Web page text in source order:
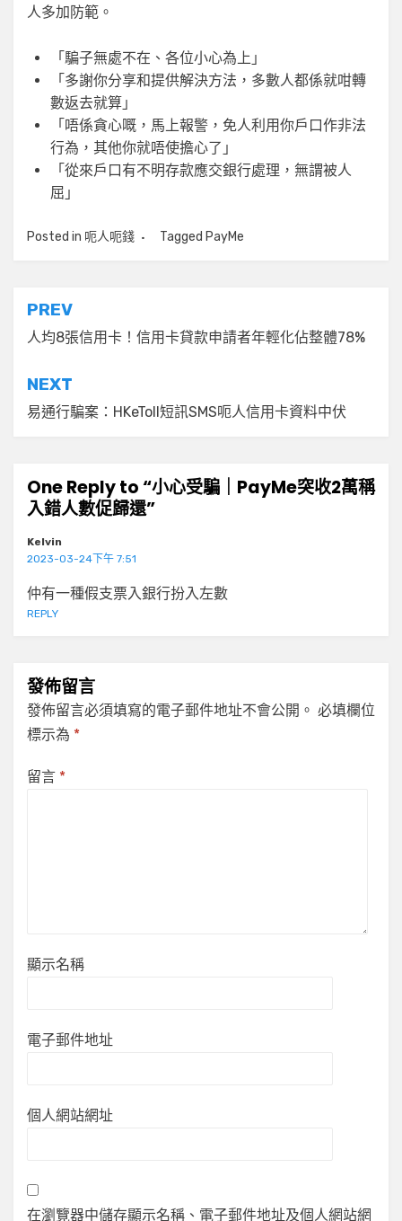
人多加防範。
「騙子無處不在、各位小心為上」
「多謝你分享和提供解決方法，多數人都係就咁轉
數返去就算」
「唔係貪心嘅，馬上報警，免人利用你戶口作非法
行為，其他你就唔使擔心了」
「從來戶口有不明存款應交銀行處理，無謂被人
屈」
Posted in 呃人呃錢 Tagged PayMe
文
章
導
覽
PREV
人均8張信用卡！信用卡貸款申請者年輕化佔整體78%
NEXT
易通行騙案：HKeToll短訊SMS呃人信用卡資料中伏
One Reply to “小心受騙｜PayMe突收2萬稱
入錯人數促歸還”
Kelvin
2023-03-24下午 7:51
仲有一種假支票入銀行扮入左數
REPLY
發佈留言
發佈留言必須填寫的電子郵件地址不會公開。 必填欄位
標示為 *
留言 *
顯示名稱
電子郵件地址
個人網站網址
在瀏覽器中儲存顯示名稱、電子郵件地址及個人網站網